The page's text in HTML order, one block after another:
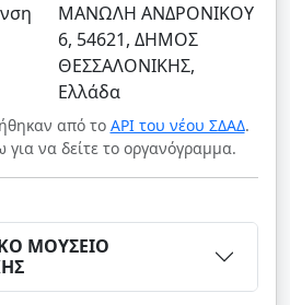
ΜΑΝΩΛΗ ΑΝΔΡΟΝΙΚΟΥ
6, 54621, ΔΗΜΟΣ
ΘΕΣΣΑΛΟΝΙΚΗΣ,
Ελλάδα
από το API του νέου ΣΔΑΔ.
για να δείτε το οργανόγραμμα.
ΜΟΥΣΕΙΟ